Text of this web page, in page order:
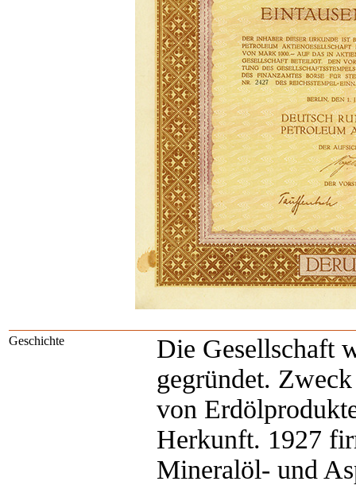
Geschichte
Die Gesellschaft
gegründet.
von
Herkunft. 1927
Mineralöl- und